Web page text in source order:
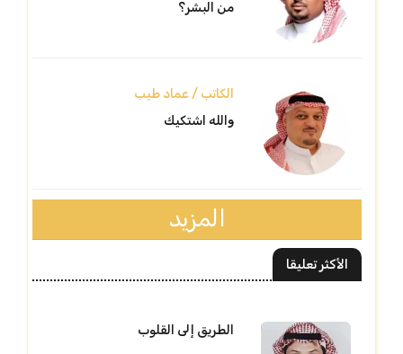
من البشر؟
الكاتب / عماد طيب
والله اشتكيك
المزيد
الأكثر تعليقا
الطريق إلى القلوب